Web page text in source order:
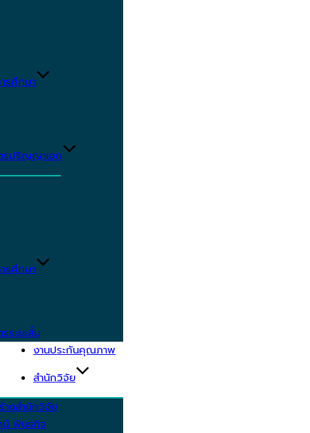
รศึกษา
รปริญญาเอก
รศึกษา
ระยะสั้น
งานประกันคุณภาพ
สำนักวิจัย
างสำนักวิจัย
น์ พันธกิจ